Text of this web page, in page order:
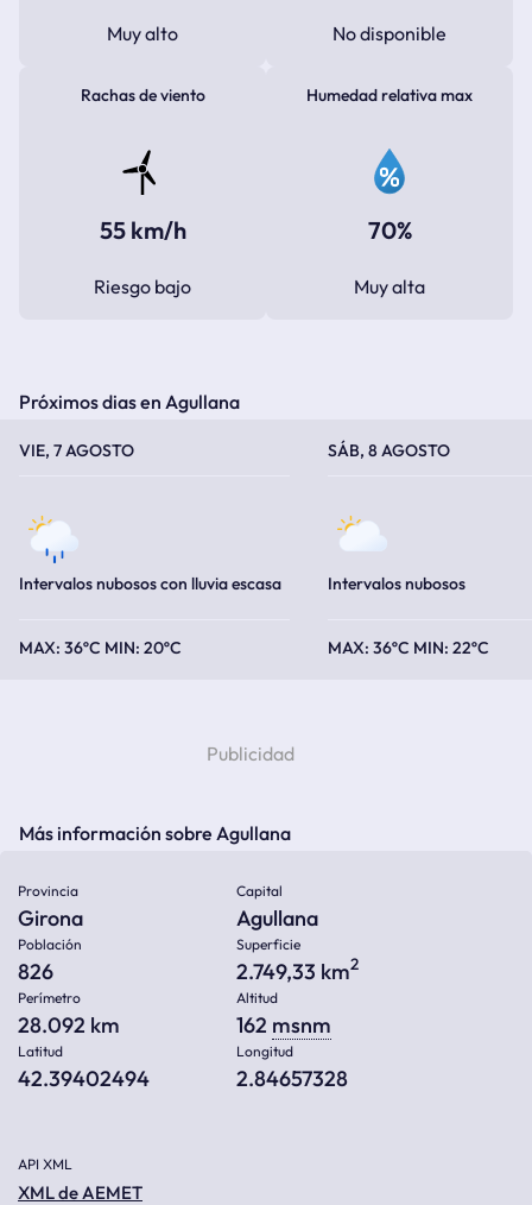
Muy alto No disponible
Rachas de viento
55 km/h
Riesgo bajo
Humedad relativa max
70%
Muy alta
Próximos dias en Agullana
VIE, 7 AGOSTO
Intervalos nubosos con lluvia escasa
36ºC 20ºC
SÁB, 8 AGOSTO
Intervalos nubosos
36ºC 22ºC
Más información sobre Agullana
Provincia
Girona
Capital
Agullana
Población
826
Superficie
2.749,33 km2
Perímetro
28.092 km
Altitud
162 msnm
Latitud
42.39402494
Longitud
2.84657328
API XML
XML de AEMET